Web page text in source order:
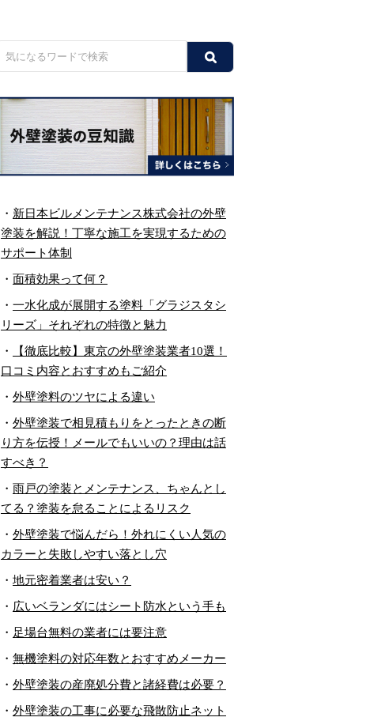
・ 新日本ビルメンテナンス株式会社の外壁
塗装を解説！丁寧な施工を実現するための
サポート体制
・ 面積効果って何？
・ 一水化成が展開する塗料「グラジスタシ
リーズ」それぞれの特徴と魅力
・
【徹底比較】東京の外壁塗装業者10選！
口コミ内容とおすすめもご紹介
・ 外壁塗料のツヤによる違い
・ 外壁塗装で相見積もりをとったときの断
り方を伝授！メールでもいいの？理由は話
すべき？
・ 雨戸の塗装とメンテナンス、ちゃんとし
てる？塗装を怠ることによるリスク
・ 外壁塗装で悩んだら！外れにくい人気の
カラーと失敗しやすい落とし穴
・ 地元密着業者は安い？
・ 広いベランダにはシート防水という手も
・ 足場台無料の業者には要注意
・ 無機塗料の対応年数とおすすめメーカー
・ 外壁塗装の産廃処分費と諸経費は必要？
・ 外壁塗装の工事に必要な飛散防止ネット